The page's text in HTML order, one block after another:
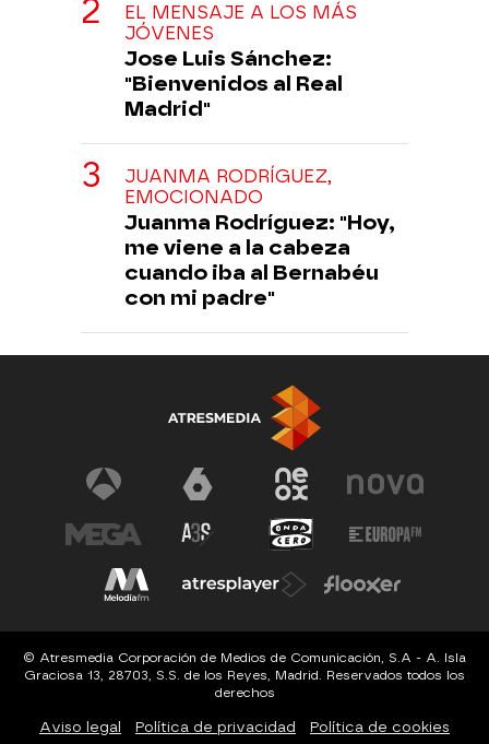
EL MENSAJE A LOS MÁS
JÓVENES
Jose Luis Sánchez:
"Bienvenidos al Real
Madrid"
JUANMA RODRÍGUEZ,
EMOCIONADO
Juanma Rodríguez: "Hoy,
me viene a la cabeza
cuando iba al Bernabéu
con mi padre"
© Atresmedia Corporación de Medios de Comunicación, S.A - A. Isla
Graciosa 13, 28703, S.S. de los Reyes, Madrid. Reservados todos los
derechos
Aviso legal Política de privacidad Política de cookies